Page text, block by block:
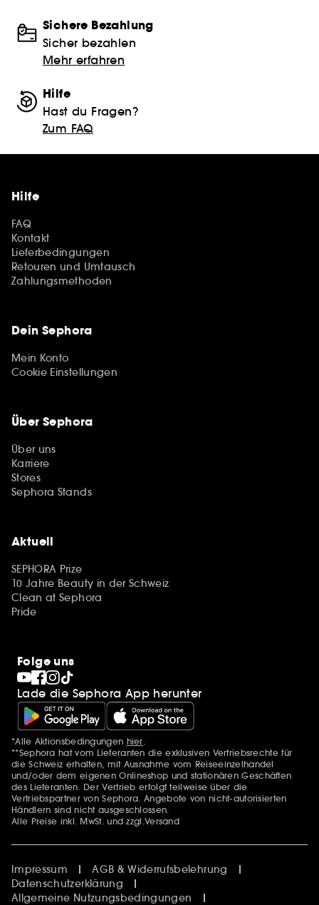
Sichere Bezahlung
Sicher bezahlen
Mehr erfahren
Hilfe
Hast du Fragen?
Zum FAQ
Hilfe
FAQ
Kontakt
Lieferbedingungen
Retouren und Umtausch
Zahlungsmethoden
Dein Sephora
Mein Konto
Cookie Einstellungen
Über Sephora
Über uns
Karriere
Stores
Sephora Stands
Aktuell
SEPHORA Prize
10 Jahre Beauty in der Schweiz
Clean at Sephora
Pride
Folge uns
Lade die Sephora App herunter
Zusätzlich Erwähnungen
*Alle Aktionsbedingungen hier
**Sephora hat vom Lieferanten die exklusiven Vertriebsrechte für
die Schweiz erhalten, mit Ausnahme vom Reiseeinzelhandel
und/oder dem eigenen Onlineshop und stationären Geschäften
des Lieferanten. Der Vertrieb erfolgt teilweise über die
Vertriebspartner von Sephora. Angebote von nicht-autorisierten
Händlern sind nicht ausgeschlossen.
Alle Preise inkl. MwSt. und zzgl.Versand
Impressum
AGB & Widerrufsbelehrung
Datenschutzerklärung
Allgemeine Nutzungsbedingungen